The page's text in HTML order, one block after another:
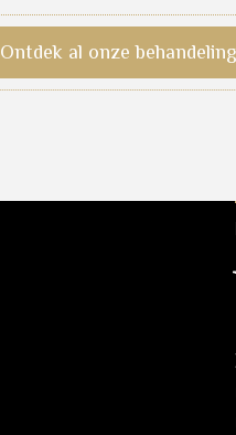
Ontdek al onze